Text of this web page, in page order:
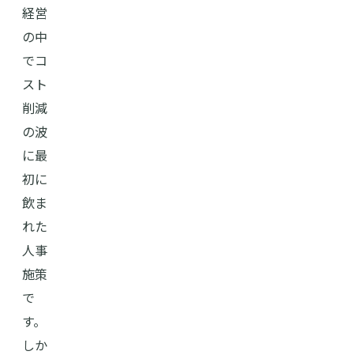
経営
の中
でコ
スト
削減
の波
に最
初に
飲ま
れた
人事
施策
で
す。
しか